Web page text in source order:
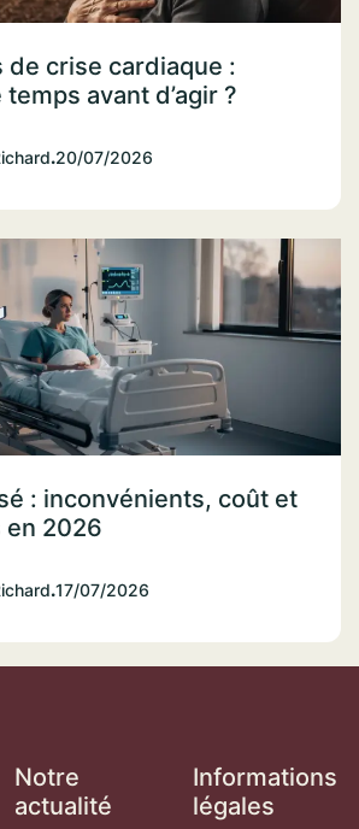
de crise cardiaque :
avant d’agir ?
.20/07/2026
: inconvénients, coût et
en 2026
.17/07/2026
Notre
actualité
Informations
légales